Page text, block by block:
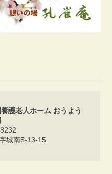
護老人ホーム おうよう
城南5-13-15